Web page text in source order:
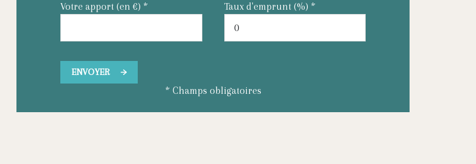
Votre apport (en €) * Taux d'emprunt (%) *
ENVOYER
* Champs obligatoires